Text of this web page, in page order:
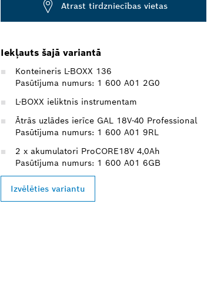
Atrast tirdzniecības vietas
Iekļauts šajā variantā
Konteineris L-BOXX 136
Pasūtījuma numurs: 1 600 A01 2G0
L-BOXX ieliktnis instrumentam
Ātrās uzlādes ierīce GAL 18V-40 Professional
Pasūtījuma numurs: 1 600 A01 9RL
2 x akumulatori ProCORE18V 4,0Ah
Pasūtījuma numurs: 1 600 A01 6GB
Izvēlēties variantu